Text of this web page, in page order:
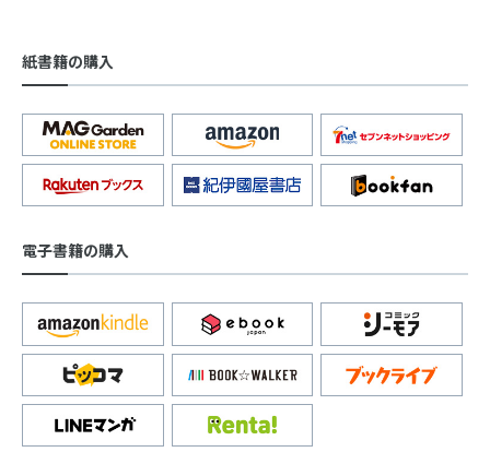
紙書籍の購入
電子書籍の購入